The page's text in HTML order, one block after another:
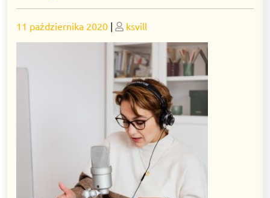
Posted
on
11 października 2020 | Posted
on
ksvill